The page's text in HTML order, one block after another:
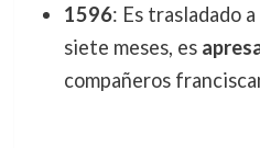
1596: Es trasladado
siete meses, es
compañeros